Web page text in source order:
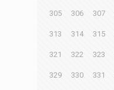
305 306 307
313 314 315
321 322 323
329 330 331